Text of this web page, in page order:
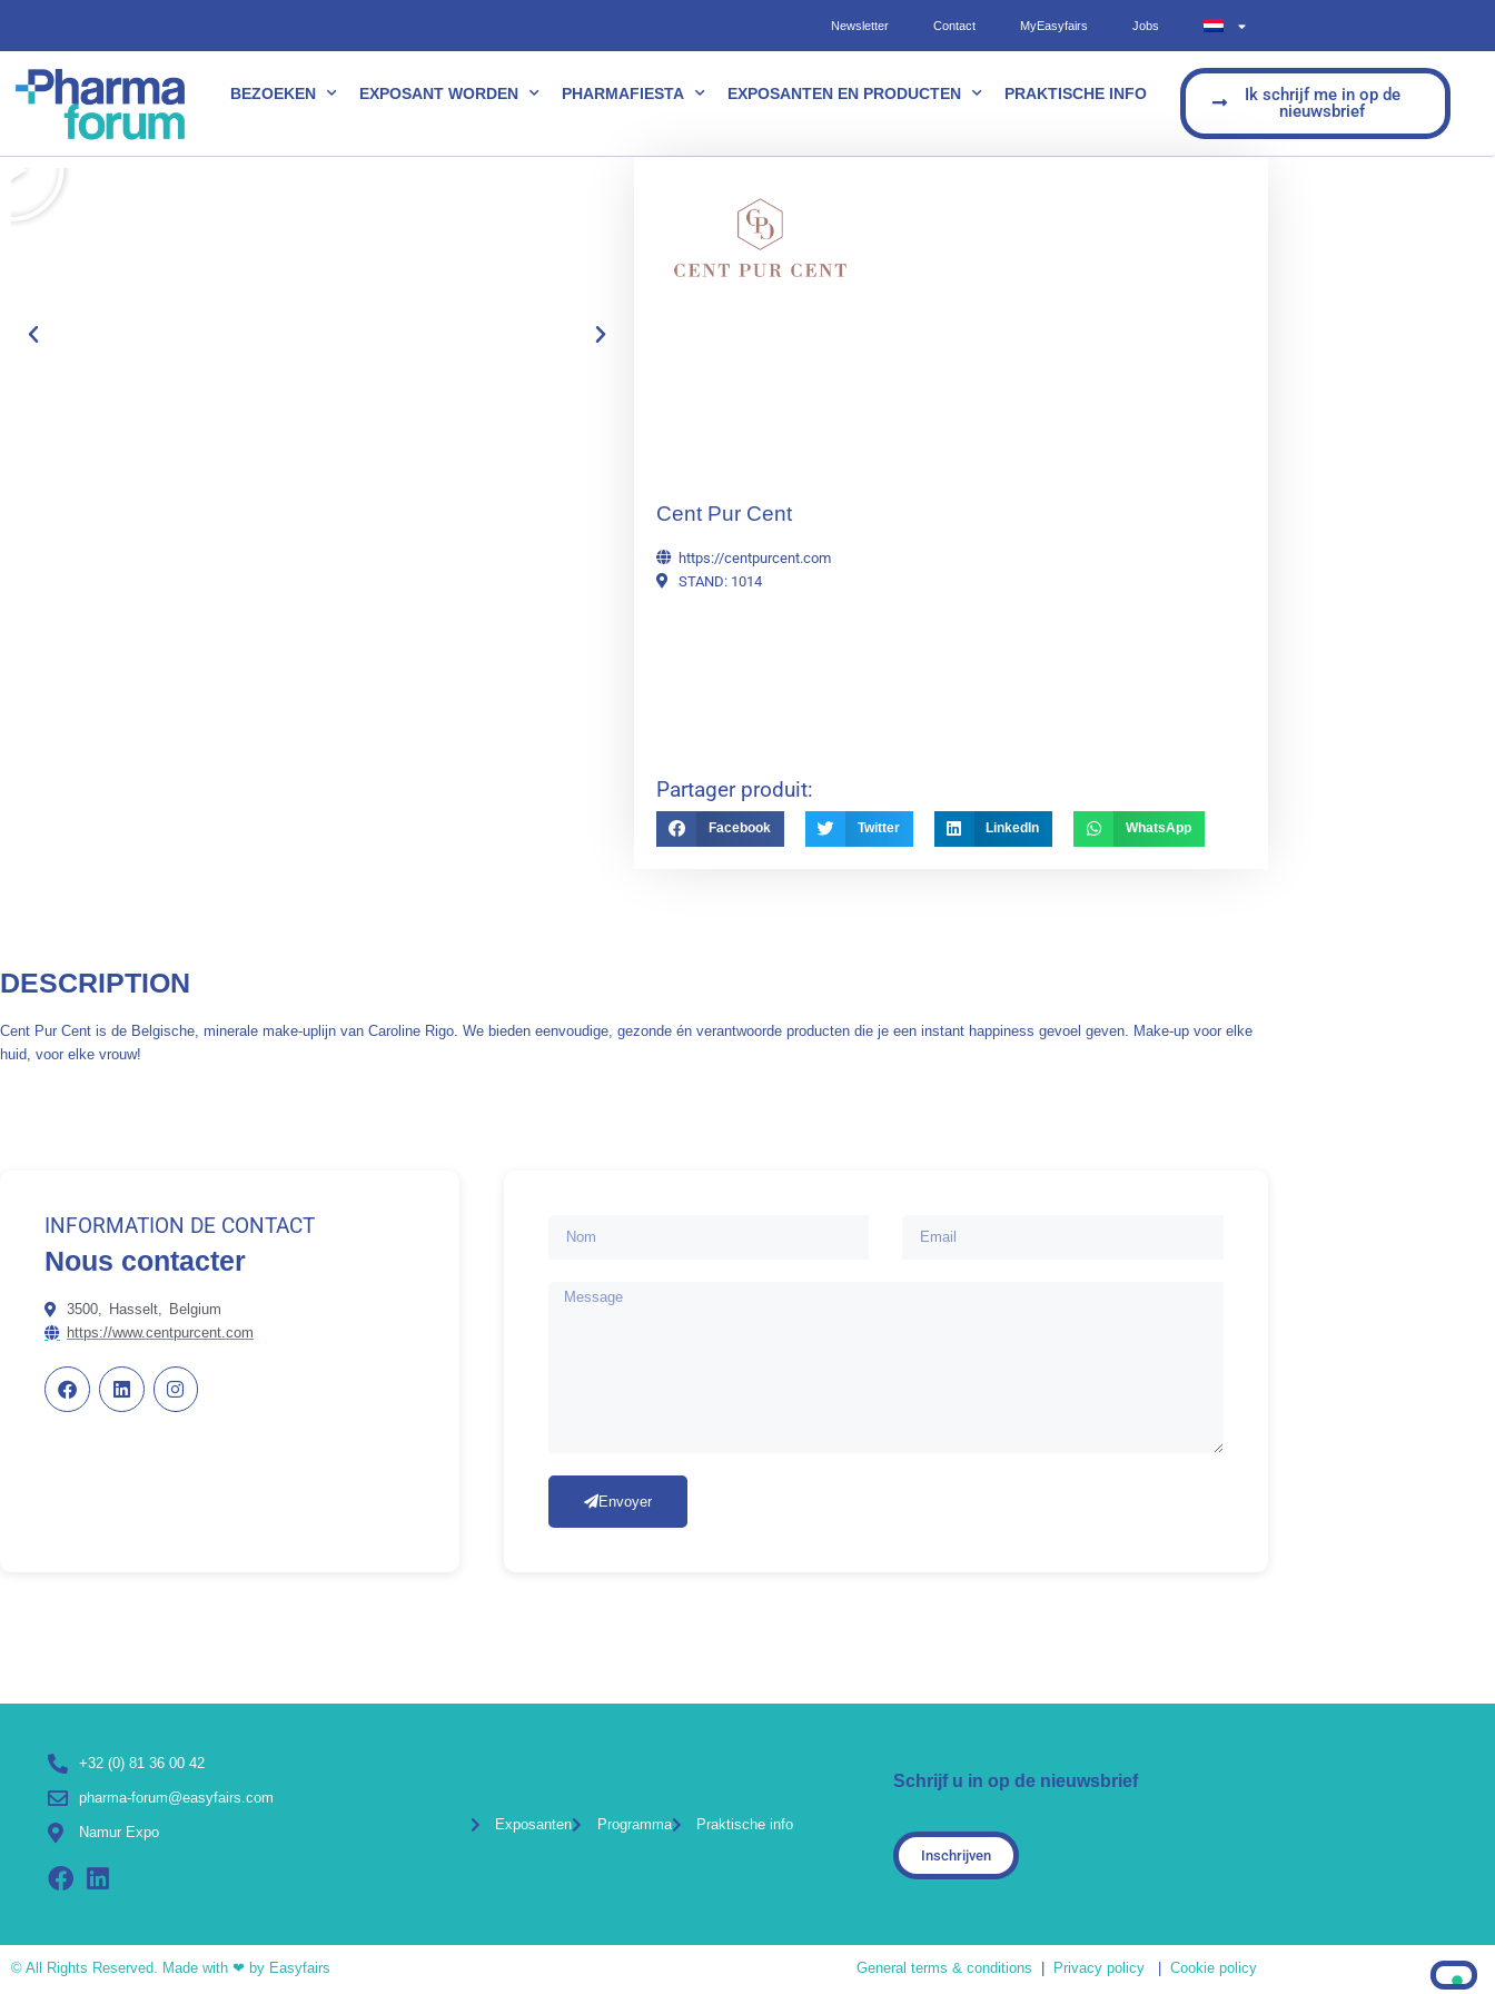
Newsletter Contact MyEasyfairs Jobs
BEZOEKEN EXPOSANT WORDEN PHARMAFIESTA EXPOSANTEN EN PRODUCTEN PRAKTISCHE INFO
Ik schrijf me in op de
nieuwsbrief
Cent Pur Cent
https://centpurcent.com
STAND: 1014
Partager produit:
Facebook Twitter LinkedIn WhatsApp
DESCRIPTION
Cent Pur Cent is de Belgische, minerale make-uplijn van Caroline Rigo. We bieden eenvoudige, gezonde én verantwoorde producten die je een instant happiness gevoel geven. Make-up voor elke
huid, voor elke vrouw!
INFORMATION DE CONTACT
Nous contacter
3500, Hasselt, Belgium
https://www.centpurcent.com
Envoyer
+32 (0) 81 36 00 42
pharma-forum@easyfairs.com
Namur Expo Exposanten Programma Praktische info
Schrijf u in op de nieuwsbrief
Inschrijven
© All Rights Reserved. Made with ❤ by Easyfairs General terms & conditions Privacy policy Cookie policy